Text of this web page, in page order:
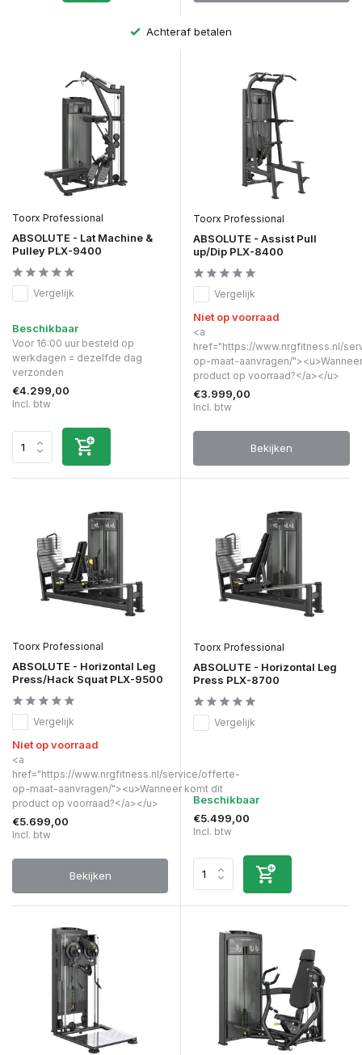
Achteraf betalen
Toorx Professional
ABSOLUTE - Lat Machine &
Pulley PLX-9400
Vergelijk
Beschikbaar
Voor 16:00 uur besteld op
werkdagen = dezelfde dag
verzonden
€4.299,00
Incl. btw
Toorx Professional
ABSOLUTE - Assist Pull
up/Dip PLX-8400
Vergelijk
Niet op voorraad
<a
href="https://www.nrgfitness.nl/
op-maat-aanvragen/
product op voorraad?</a></u>
€3.999,00
Incl. btw
Bekijken
Toorx Professional
ABSOLUTE - Horizontal Leg
Press/Hack Squat PLX-9500
Vergelijk
Niet op voorraad
<a
href="https://www.nrgfitness.nl/service/offerte-
op-maat-aanvragen/"><u>Wanneer komt dit
product op voorraad?</a></u>
€5.699,00
Incl. btw
Bekijken
Toorx Professional
ABSOLUTE - Horizontal Leg
Press PLX-8700
Vergelijk
Beschikbaar
€5.499,00
Incl. btw